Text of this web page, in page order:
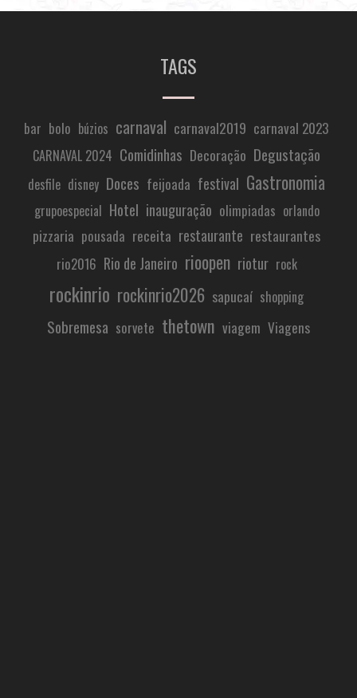
TAGS
bar bolo búzios carnaval carnaval2019 carnaval 2023
CARNAVAL 2024 Comidinhas Decoração Degustação
desfile disney Doces feijoada festival Gastronomia
grupoespecial Hotel inauguração olimpiadas orlando
pizzaria pousada receita restaurante restaurantes
rio2016 Rio de Janeiro rioopen riotur rock
rockinrio rockinrio2026 sapucaí shopping
Sobremesa sorvete thetown viagem Viagens